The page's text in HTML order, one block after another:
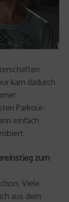
kam dadurch
Parkour-
einfach
zum
Viele
aus dem